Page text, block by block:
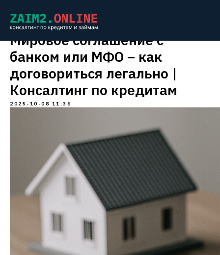
Мировое соглашение с
банком или МФО – как
договориться легально |
Консалтинг по кредитам
2025-10-08 11:36